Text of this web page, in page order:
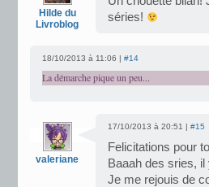
Hilde du
Livroblog
séries!
18/10/2013 à 11:06 | #14
La démarche pique un peu...
valeriane
17/10/2013 à 20:51 | #15
Felicitations pour
Baaah des sries,
Je me rejouis de